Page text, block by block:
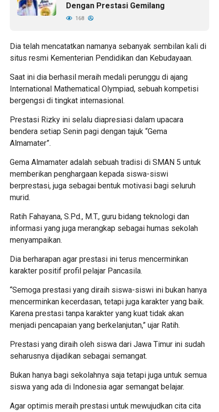
Dengan Prestasi Gemilang
168
Dia telah mencatatkan namanya sebanyak sembilan kali di
situs resmi Kementerian Pendidikan dan Kebudayaan.
Saat ini dia berhasil meraih medali perunggu di ajang
International Mathematical Olympiad, sebuah kompetisi
bergengsi di tingkat internasional.
Prestasi Rizky ini selalu diapresiasi dalam upacara
bendera setiap Senin pagi dengan tajuk “Gema
Almamater”.
Gema Almamater adalah sebuah tradisi di SMAN 5 untuk
memberikan penghargaan kepada siswa-siswi
berprestasi, juga sebagai bentuk motivasi bagi seluruh
murid.
Ratih Fahayana, S.Pd., M.T., guru bidang teknologi dan
informasi yang juga merangkap sebagai humas sekolah
menyampaikan.
Dia berharapan agar prestasi ini terus mencerminkan
karakter positif profil pelajar Pancasila.
“Semoga prestasi yang diraih siswa-siswi ini bukan hanya
mencerminkan kecerdasan, tetapi juga karakter yang baik.
Karena prestasi tanpa karakter yang kuat tidak akan
menjadi pencapaian yang berkelanjutan,” ujar Ratih.
Prestasi yang diraih oleh siswa dari Jawa Timur ini sudah
seharusnya dijadikan sebagai semangat.
Bukan hanya bagi sekolahnya saja tetapi juga untuk semua
siswa yang ada di Indonesia agar semangat belajar.
Agar optimis meraih prestasi untuk mewujudkan cita cita